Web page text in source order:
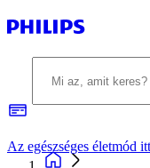
Az egészséges életmód